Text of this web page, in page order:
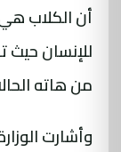
أن الكلاب
من هاته
وأشارت